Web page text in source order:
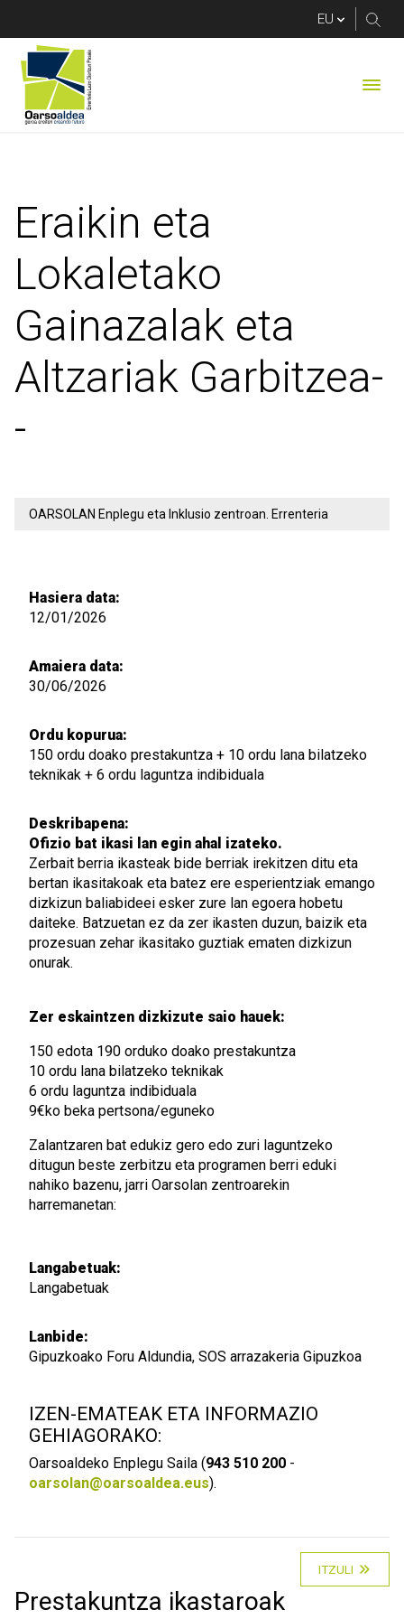
Eraikin eta
Lokaletako
Gainazalak eta
Altzariak Garbitzea-
-
OARSOLAN Enplegu eta Inklusio zentroan. Errenteria
Hasiera data:
12/01/2026
Amaiera data:
30/06/2026
Ordu kopurua:
150 ordu doako prestakuntza + 10 ordu lana bilatzeko
teknikak + 6 ordu laguntza indibiduala
Deskribapena:
Ofizio bat ikasi lan egin ahal izateko.
Zerbait berria ikasteak bide berriak irekitzen ditu eta
bertan ikasitakoak eta batez ere esperientziak emango
dizkizun baliabideei esker zure lan egoera hobetu
daiteke. Batzuetan ez da zer ikasten duzun, baizik eta
prozesuan zehar ikasitako guztiak ematen dizkizun
onurak.
Zer eskaintzen dizkizute saio hauek:
150 edota 190 orduko doako prestakuntza
10 ordu lana bilatzeko teknikak
6 ordu laguntza indibiduala
9€ko beka pertsona/eguneko
Zalantzaren bat edukiz gero edo zuri laguntzeko
ditugun beste zerbitzu eta programen berri eduki
nahiko bazenu, jarri Oarsolan zentroarekin
harremanetan:
Langabetuak:
Langabetuak
Lanbide:
Gipuzkoako Foru Aldundia, SOS arrazakeria Gipuzkoa
IZEN-EMATEAK ETA INFORMAZIO
GEHIAGORAKO:
Oarsoaldeko Enplegu Saila (943 510 200 -
oarsolan@oarsoaldea.eus).
ITZULI
Prestakuntza ikastaroak